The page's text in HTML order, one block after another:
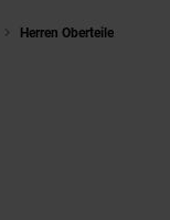
Herren Oberteile